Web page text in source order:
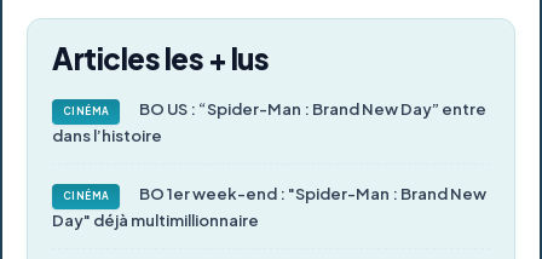
Articles les + lus
CINÉMA
BO US : “Spider-Man : Brand New Day” entre
dans l’histoire
CINÉMA
BO 1er week-end : "Spider-Man : Brand New
Day" déjà multimillionnaire